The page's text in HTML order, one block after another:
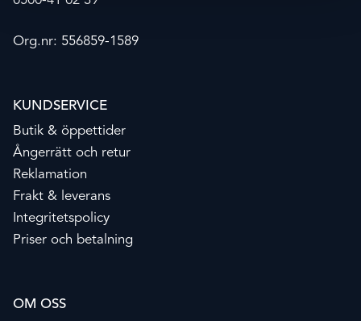
Org.nr: 556859-1589
KUNDSERVICE
Butik & öppettider
Ångerrätt och retur
Reklamation
Frakt & leverans
Integritetspolicy
Priser och betalning
OM OSS